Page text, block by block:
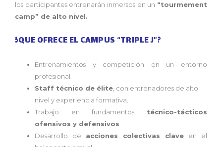
los participantes entrenarán inmersos en un “tourmement
camp” de alto nivel.
¿QUE OFRECE EL CAMPUS “TRIPLE J”?
Entrenamientos y competición en un entorno
profesional.
Staff técnico de élite, con entrenadores de alto
nivel y experiencia formativa.
Trabajo en fundamentos técnico-tácticos
ofensivos y defensivos.
Desarrollo de acciones colectivas clave en el